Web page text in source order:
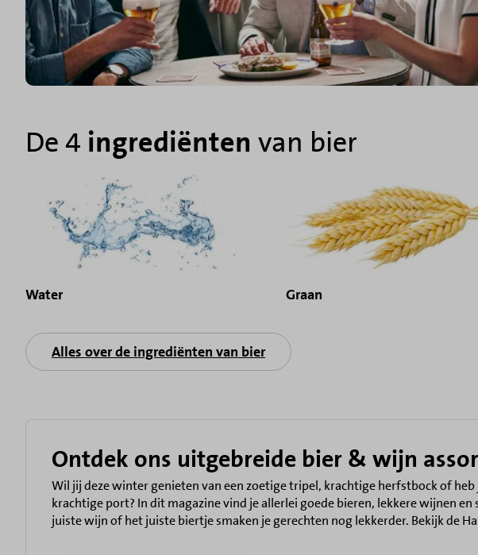
De 4 ingrediënten van bier
Water Graan
Alles over de ingrediënten van bier
Ontdek ons uitgebreide bier & wijn
Wil jij deze winter genieten van een zoetige tripel, krachtige herfstbock of
krachtige port? In dit magazine vind je allerlei goede bieren, lekkere wijnen
juiste wijn of het juiste biertje smaken je gerechten nog lekkerder. Bekijk de